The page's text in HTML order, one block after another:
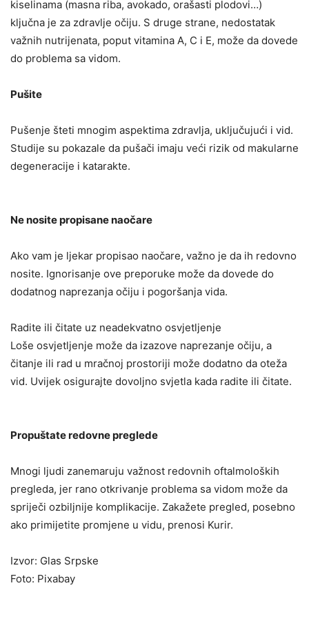
kiselinama (masna riba, avokado, orašasti plodovi…)
ključna je za zdravlje očiju. S druge strane, nedostatak
važnih nutrijenata, poput vitamina A, C i E, može da dovede
do problema sa vidom.
Pušite
Pušenje šteti mnogim aspektima zdravlja, uključujući i vid.
Studije su pokazale da pušači imaju veći rizik od makularne
degeneracije i katarakte.
Ne nosite propisane naočare
Ako vam je ljekar propisao naočare, važno je da ih redovno
nosite. Ignorisanje ove preporuke može da dovede do
dodatnog naprezanja očiju i pogoršanja vida.
Radite ili čitate uz neadekvatno osvjetljenje
Loše osvjetljenje može da izazove naprezanje očiju, a
čitanje ili rad u mračnoj prostoriji može dodatno da oteža
vid. Uvijek osigurajte dovoljno svjetla kada radite ili čitate.
Propuštate redovne preglede
Mnogi ljudi zanemaruju važnost redovnih oftalmoloških
pregleda, jer rano otkrivanje problema sa vidom može da
spriječi ozbiljnije komplikacije. Zakažete pregled, posebno
ako primijetite promjene u vidu, prenosi Kurir.
Izvor: Glas Srpske
Foto: Pixabay